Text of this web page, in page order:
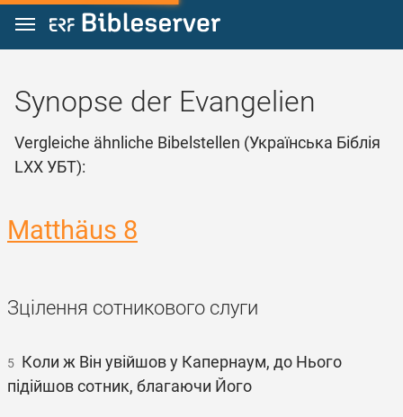
Zum Inhalt springen
Synopse der Evangelien
Vergleiche ähnliche Bibelstellen (Українська Біблія
LXX УБТ):
Matthäus 8
Зцілення сотникового слуги
5 Коли ж Він увійшов у Капернаум, до Нього
підійшов сотник, благаючи Його